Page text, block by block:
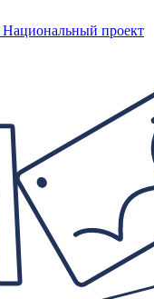
Национальный проект